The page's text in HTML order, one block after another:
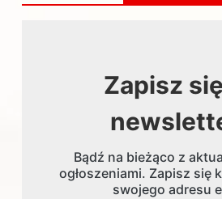
Zapisz
Bądź na bieżąco z
ogłoszeniami. Zapisz się
swojego adresu